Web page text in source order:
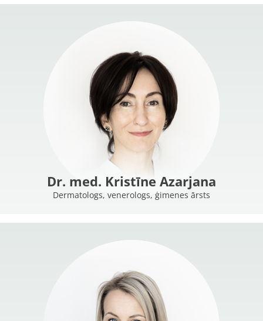
Dr. med. Kristīne Azarjana
Dermatologs, venerologs, ģimenes ārsts